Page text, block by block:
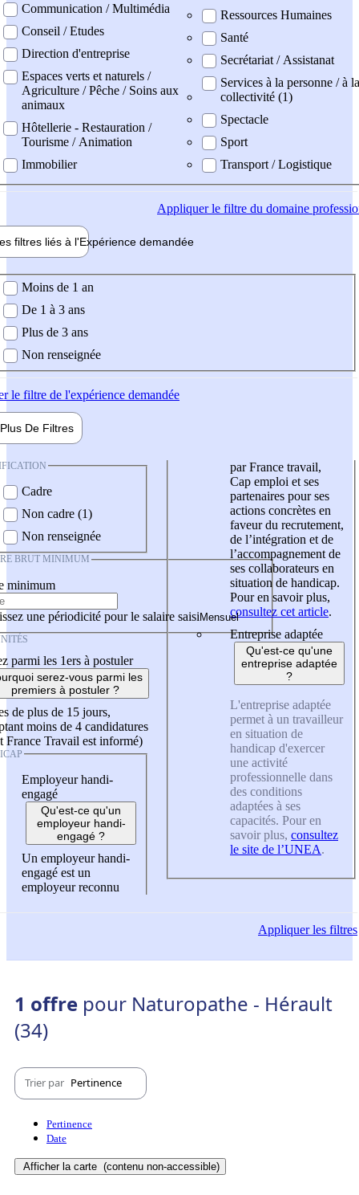
Communication / Multimédia
Conseil / Etudes
Direction d'entreprise
Espaces verts et naturels /
Agriculture / Pêche / Soins aux
animaux
Hôtellerie - Restauration /
Tourisme / Animation
Immobilier
Ressources Humaines
Santé
Secrétariat / Assistanat
Services à la personne / à la
collectivité (1)
Spectacle
Sport
Transport / Logistique
Appliquerle filtre du domaine
filtres liés à l'Expérience demandée
demandée
Moins de 1 an
De 1 à 3 ans
Plus de 3 ans
Non renseignée
le filtre de l'expérience demandée
Plus De Filtres
Cadre
Non cadre (1)
Non renseignée
BRUT MINIMUM
minimum
une périodicité pour le salaire saisi
parmi les 1ers à postuler
serez-vous parmi les
premiers à postuler ?
de plus de 15 jours,
moins de 4 candidatures
France Travail est informé)
Employeur handi-
engagé
Qu'est-ce qu'un
employeur handi-
engagé ?
Un employeur handi-
engagé est un
employeur reconnu
par France travail,
Cap emploi et ses
partenaires pour ses
actions concrètes en
faveur du recrutement,
de l’intégration et de
l’accompagnement de
ses collaborateurs en
situation de handicap.
Pour en savoir plus,
consultez cet article.
Entreprise adaptée
Qu'est-ce qu'une
entreprise adaptée
?
L'entreprise adaptée
permet à un travailleur
en situation de
handicap d'exercer
une activité
professionnelle dans
des conditions
adaptées à ses
capacités. Pour en
savoir plus, consultez
le site de l’UNEA.
Appliquerles filtres
1 offre pour Naturopathe - Hérault
(34)
Trier par Pertinence
Pertinence
Date
Afficher la carte (contenu non-accessible)